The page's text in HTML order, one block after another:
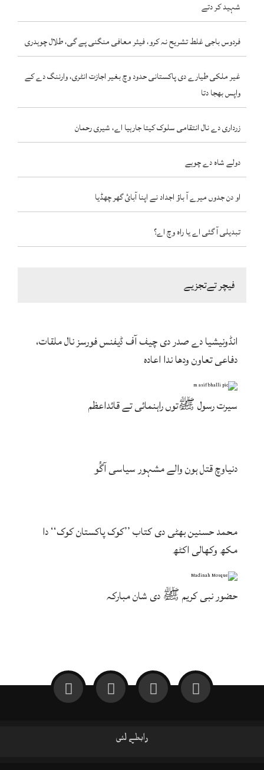
شہید کر دتے
فردوس باجی غلط تشریح نہ کرو، فیئر معافی منگنی پے گی، طلال چوہدری
غیر ملکی طیارے دی پاکستانی حدود وچ بغیر اجازت انٹری، وارننگ دے کے
واپس بھجا دتا
زرداری دے نال انتقامی سلوک کیتا جارہیا اے، شیری رحمان
دولے شاہ دے چوہے
او دن جدوں میرے آ باؤ اجداد نے اپنا آبائ گھر چھڈیا
تبدیلی آ گئی اے یا راہ وچ اے؟
فیچر تےتجزیے
انڈونیشیا دے صدر دی چیف آف ڈیفنس فورسز نال ملقات،
دفاعی تعاون ودھا ندا اعادہ
سیرت رسول ﷺتوں راہنمائی تے قائداعظم
دنیاوچ قتل ہون والے مشہور سیاسی آگُو
محمد حسنین بھٹی دی کتاب ’’کوک پاکستان کوک‘‘ دا
مکھ وکھالی اکٹھ
حضور نبی کریم ﷺ دی شان مبارکہ
رابطے لئی